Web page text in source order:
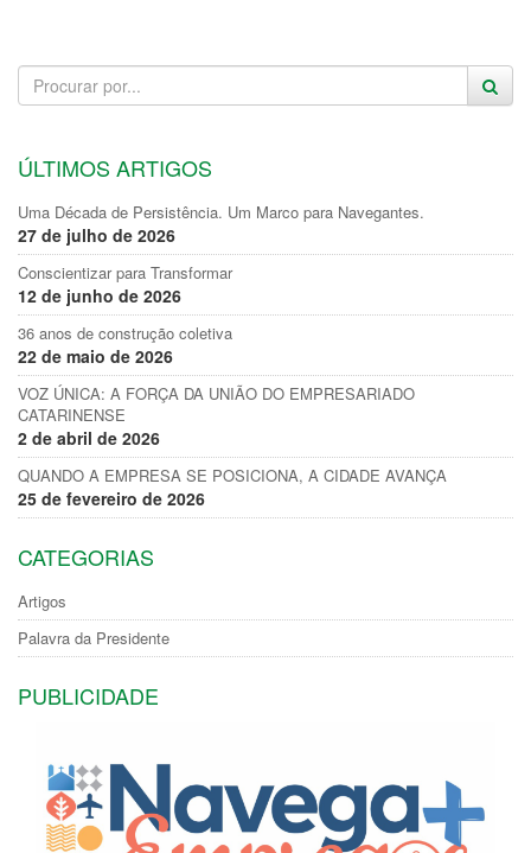
ÚLTIMOS ARTIGOS
Uma Década de Persistência. Um Marco para Navegantes.
27 de julho de 2026
Conscientizar para Transformar
12 de junho de 2026
36 anos de construção coletiva
22 de maio de 2026
VOZ ÚNICA: A FORÇA DA UNIÃO DO EMPRESARIADO
CATARINENSE
2 de abril de 2026
QUANDO A EMPRESA SE POSICIONA, A CIDADE AVANÇA
25 de fevereiro de 2026
CATEGORIAS
Artigos
Palavra da Presidente
PUBLICIDADE